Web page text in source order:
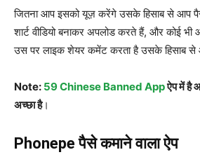
जितना आप इसको यूज़ करेंगे उसके हिसाब से आप
शार्ट वीडियो बनाकर अपलोड करते हैं, और कोई भी
उस पर लाइक शेयर कमेंट करता है उसके हिसाब से
Note: 59 Chinese Banned Appऐप में है
अच्छा है।
Phonepe पैसे कमाने वाला ऐप